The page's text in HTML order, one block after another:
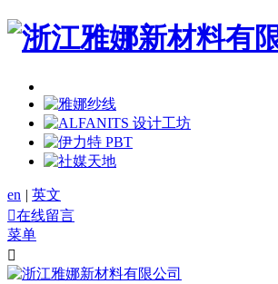
en | 英文
在线留言
菜单
